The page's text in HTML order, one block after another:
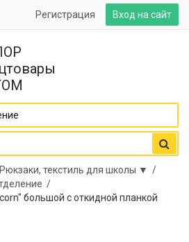
Вход на сайт
Регистрация
Рюкзаки, текстиль для школы ▼ /
/
большой с откидной планкой